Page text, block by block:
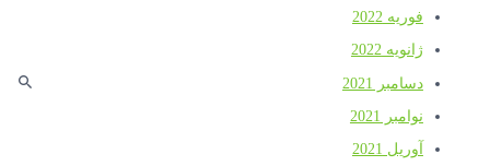
فوریه 2022
ژانویه 2022
دسامبر 2021
نوامبر 2021
آوریل 2021